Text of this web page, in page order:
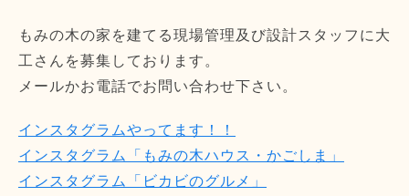
もみの木の家を建てる現場管理及び設計スタッフに大
工さんを募集しております。
メールかお電話でお問い合わせ下さい。
インスタグラムやってます！！
インスタグラム「もみの木ハウス・かごしま」
インスタグラム「ビカビのグルメ」